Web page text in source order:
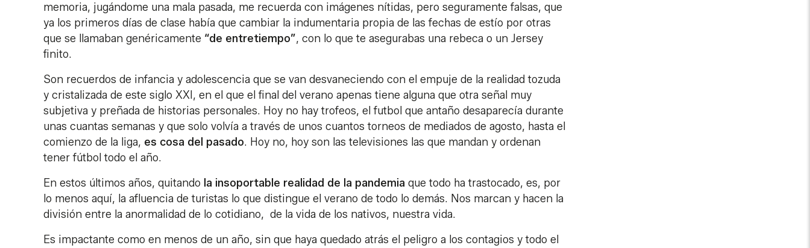
memoria, jugándome una mala pasada, me recuerda con imágenes nítidas, pero seguramente falsas, que
ya los primeros días de clase había que cambiar la indumentaria propia de las fechas de estío por otras
que se llamaban genéricamente “de entretiempo”, con lo que te asegurabas una rebeca o un Jersey
finito.
Son recuerdos de infancia y adolescencia que se van desvaneciendo con el empuje de la realidad tozuda
y cristalizada de este siglo XXI, en el que el final del verano apenas tiene alguna que otra señal muy
subjetiva y preñada de historias personales. Hoy no hay trofeos, el futbol que antaño desaparecía durante
unas cuantas semanas y que solo volvía a través de unos cuantos torneos de mediados de agosto, hasta el
comienzo de la liga, es cosa del pasado. Hoy no, hoy son las televisiones las que mandan y ordenan
tener fútbol todo el año.
En estos últimos años, quitando la insoportable realidad de la pandemia que todo ha trastocado, es, por
lo menos aquí, la afluencia de turistas lo que distingue el verano de todo lo demás. Nos marcan y hacen la
división entre la anormalidad de lo cotidiano, de la vida de los nativos, nuestra vida.
Es impactante como en menos de un año, sin que haya quedado atrás el peligro a los contagios y todo el